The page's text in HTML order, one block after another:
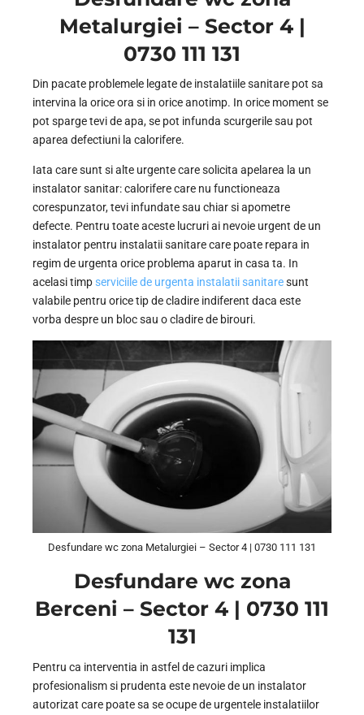
Metalurgiei – Sector 4 |
0730 111 131
Din pacate problemele legate de instalatiile sanitare pot sa
intervina la orice ora si in orice anotimp. In orice moment se
pot sparge tevi de apa, se pot infunda scurgerile sau pot
aparea defectiuni la calorifere.
Iata care sunt si alte urgente care solicita apelarea la un
instalator sanitar: calorifere care nu functioneaza
corespunzator, tevi infundate sau chiar si apometre
defecte. Pentru toate aceste lucruri ai nevoie urgent de un
instalator pentru instalatii sanitare care poate repara in
regim de urgenta orice problema aparut in casa ta. In
acelasi timp serviciile de urgenta instalatii sanitaresunt
valabile pentru orice tip de cladire indiferent daca este
vorba despre un bloc sau o cladire de birouri.
Desfundare wc zona Metalurgiei – Sector 4 | 0730 111 131
Desfundare wc zona
Berceni – Sector 4 | 0730 111
131
Pentru ca interventia in astfel de cazuri implica
profesionalism si prudenta este nevoie de un instalator
autorizat care poate sa se ocupe de urgentele instalatiilor